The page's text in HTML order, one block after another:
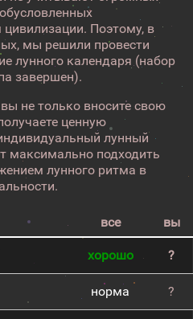
Поэтому, в
мы решили провести
лунного календаря (набор
завершен).
не только вносите свою
ценную
лунный
максимально подходить
лунного ритма в
все вы
хорошо ?
норма ?